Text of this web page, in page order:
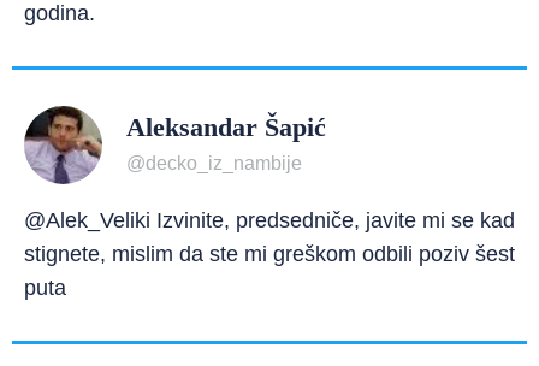
godina.
Aleksandar Šapić
@decko_iz_nambije
@Alek_Veliki Izvinite, predsedniče, javite mi se kad
stignete, mislim da ste mi greškom odbili poziv šest
puta